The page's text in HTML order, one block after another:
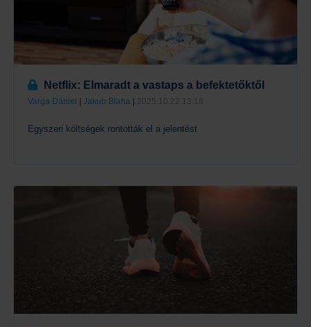
Netflix: Elmaradt a vastaps a befektetőktől
Varga Dániel Jakub Blaha 2025.10.22 13:18
Egyszeri költségek rontották el a jelentést